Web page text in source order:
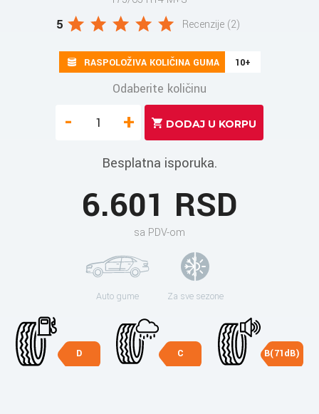
5 Recenzije (2)
RASPOLOŽIVA KOLIČINA GUMA 10+
Odaberite količinu
- +
Besplatna isporuka.
6.601 RSD
sa PDV-om
Auto gume Za sve sezone
D C B(71dB)